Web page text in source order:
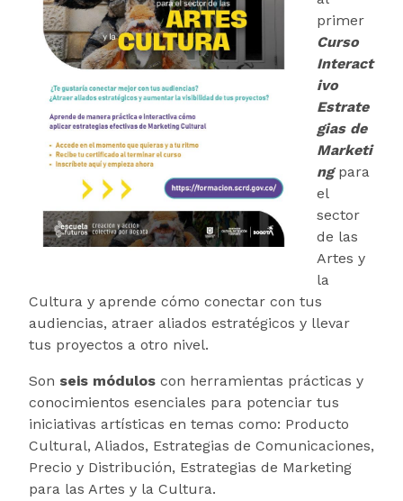
primer
Curso
Interact
ivo
Estrate
gias de
Marketi
ngpara
el
sector
de las
Artes y
la
Cultura y aprende cómo conectar con tus
audiencias, atraer aliados estratégicos y llevar
tus proyectos a otro nivel.
Son seis módulos con herramientas prácticas y
conocimientos esenciales para potenciar tus
iniciativas artísticas en temas como: Producto
Cultural, Aliados, Estrategias de Comunicaciones,
Precio y Distribución, Estrategias de Marketing
para las Artes y la Cultura.